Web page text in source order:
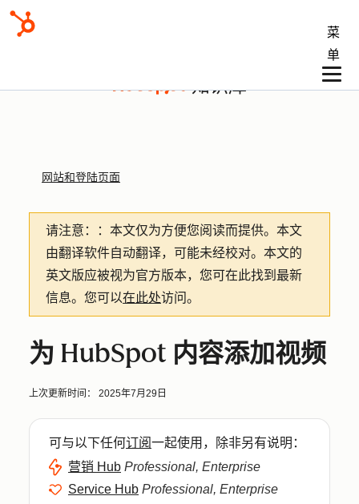
菜
单
知识库
网站和登陆页面
请注意： ：本文仅为方便您阅读而提供。 本文
由翻译软件自动翻译，可能未经校对。本文的
英文版应被视为官方版本，您可在此找到最新
信息。您可以在此处访问。
为 HubSpot 内容添加视频
上次更新时间： 2025年7月29日
可与以下任何订阅一起使用，除非另有说明：
营销 Hub Professional, Enterprise
Service Hub Professional, Enterprise